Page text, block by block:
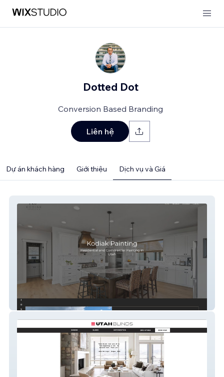
Dotted Dot
Conversion Based Branding
Liên hệ
Dự án khách hàng Giới thiệu Dịch vụ và Giá
Kodiak Painting